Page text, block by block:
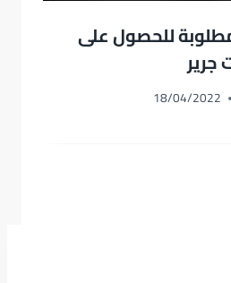
للحصول على
18/04/2022